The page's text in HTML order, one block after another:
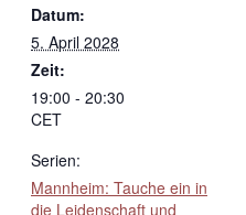
Datum:
5. April 2028
Zeit:
19:00 - 20:30
CET
Serien:
Mannheim: Tauche ein in
die Leidenschaft und